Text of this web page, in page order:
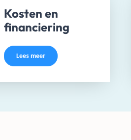
Kosten en
financiering
Lees meer